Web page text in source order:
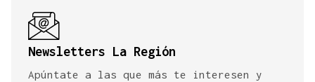
Newsletters La Región
Apúntate a las que más te interesen y